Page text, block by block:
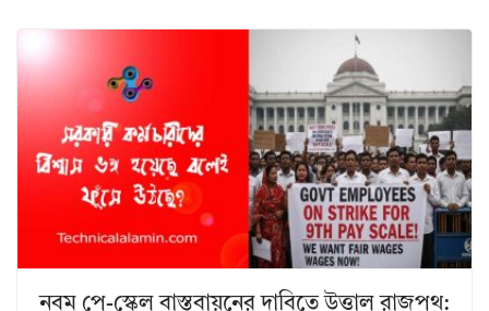
নবম পে-স্কেল বাস্তবায়নের দাবিতে উত্তাল রাজপথ: